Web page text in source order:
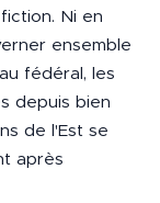
Ni en
ensemble
fédéral, les
depuis bien
de l'Est se
après